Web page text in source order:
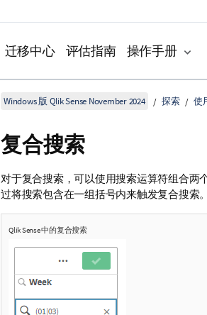
迁移中心 评估指南 操作手册
Windows 版 Qlik Sense November 2024 探索 使
复合搜索
对于复合搜索，可以使用搜索运算符组合两
过将搜索包含在一组括号内来触发复合搜索
Qlik Sense中的复合搜索